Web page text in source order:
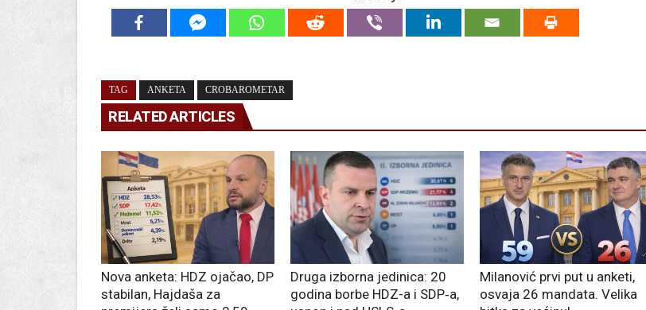
TAG ANKETA CROBAROMETAR
RELATED ARTICLES
Nova anketa: HDZ ojačao, DP
stabilan, Hajdaša za
Druga izborna jedinica: 20
godina borbe HDZ-a i SDP‑a,
Milanović prvi put u anketi,
osvaja 26 mandata. Velika